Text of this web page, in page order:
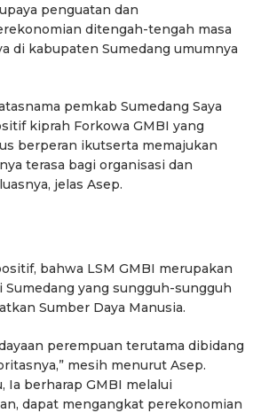
penguatan dan
ditengah-tengah masa
di kabupaten Sumedang umumnya
pemkab Sumedang Saya
kiprah Forkowa GMBI yang
berperan ikutserta memajukan
terasa bagi organisasi dan
jelas Asep.
bahwa LSM GMBI merupakan
Sumedang yang sungguh-sungguh
Sumber Daya Manusia.
perempuan terutama dibidang
mesih menurut Asep.
Ia berharap GMBI melalui
dapat mengangkat perekonomian